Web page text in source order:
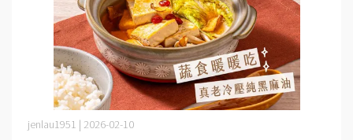
jenlau1951 | 2026-02-10